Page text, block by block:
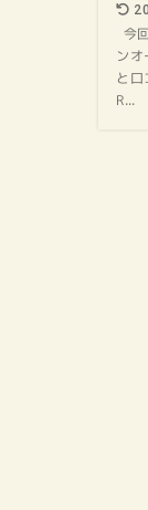
今
ン
と
R...